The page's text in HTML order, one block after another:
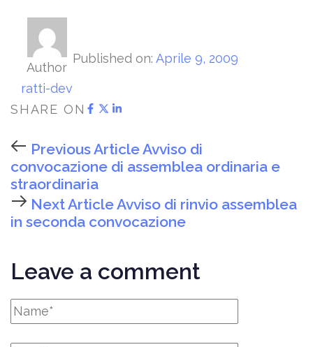
Author
ratti-dev
Published on: Aprile 9, 2009
SHARE ON
Previous ArticleAvviso di
convocazione di assemblea ordinaria e
straordinaria
Next ArticleAvviso di rinvio assemblea
in seconda convocazione
Leave a comment